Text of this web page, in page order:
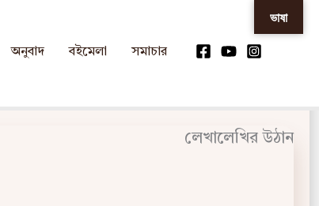
অনুবাদ বইমেলা সমাচার
ভাষা